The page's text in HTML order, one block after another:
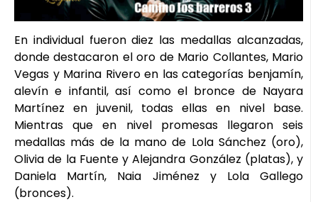
En individual fueron diez las medallas alcanzadas,
donde destacaron el oro de Mario Collantes, Mario
Vegas y Marina Rivero en las categorías benjamín,
alevín e infantil, así como el bronce de Nayara
Martínez en juvenil, todas ellas en nivel base.
Mientras que en nivel promesas llegaron seis
medallas más de la mano de Lola Sánchez (oro),
Olivia de la Fuente y Alejandra González (platas), y
Daniela Martín, Naia Jiménez y Lola Gallego
(bronces).